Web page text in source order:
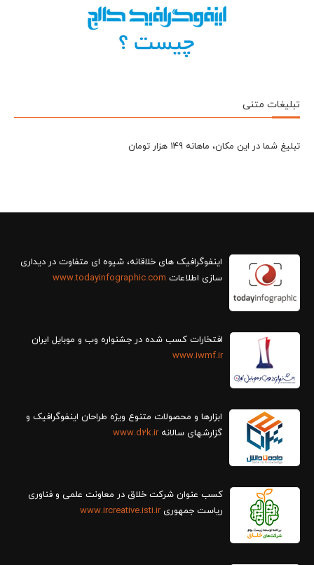
تبلیغات متنی
تبلیغ شما در این مکان، ماهانه 149 هزار تومان
سازی اطلاعات www.todayinfographic.com
افتخارات کسب شده در جشنواره وب و موبایل ایران
www.iwmf.ir
ابزارها و محصولات متنوع ویژه طراحان اینفوگرافیک و
گزارش‎های سالانه
www.d2k.ir
کسب عنوان شرکت خلاق در معاونت علمی و فناوری
ریاست جمهوریwww.ircreative.isti.ir